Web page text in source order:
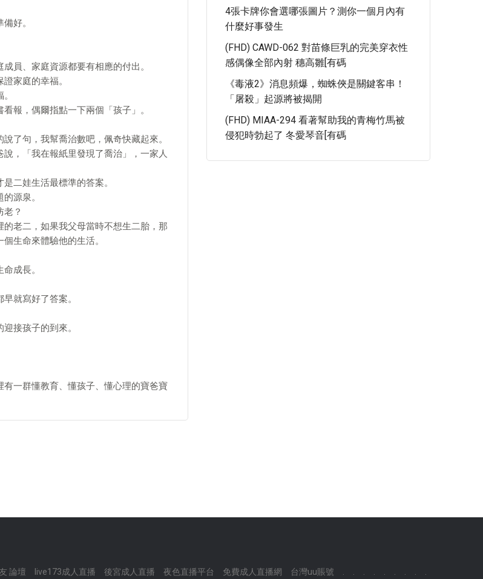
好。
員、家庭資源都要有相應的付出。
家庭的幸福。
報，偶爾指點一下兩個「孩子」。
了句，我幫喬治數吧，佩奇快藏起來。
，「我在報紙里發現了喬治」，一家人
二娃生活最標準的答案。
源泉。
？
老二，如果我父母當時不想生二胎，那
生命來體驗他的生活。
成長。
就寫好了答案。
接孩子的到來。
一群懂教育、懂孩子、懂心理的寶爸寶
4張卡牌你會選哪張圖片？測你一個月內有
什麼好事發生
(FHD) CAWD-062 對苗條巨乳的完美穿衣性
感偶像全部內射 穗高雛[有碼
《毒液2》消息頻爆，蜘蛛俠是關鍵客串！
「屠殺」起源將被揭開
(FHD) MIAA-294 看著幫助我的青梅竹馬被
侵犯時勃起了 冬愛琴音[有碼
論壇 live173成人直播 後宮成人直播 夜色直播平台 免費成人直播網 台灣uu賬號